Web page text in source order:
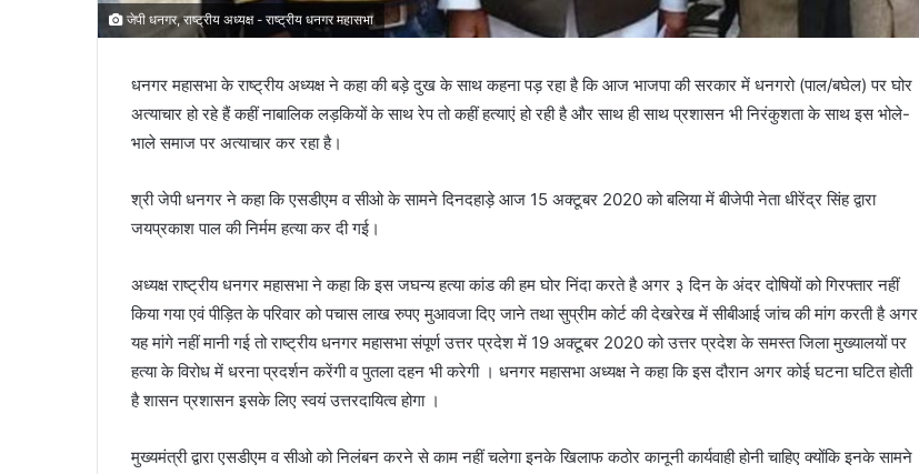
जेपी धनगर, राष्ट्रीय अध्यक्ष - राष्ट्रीय धनगर महासभा
धनगर महासभा के राष्ट्रीय अध्यक्ष ने कहा की बड़े दुख के साथ कहना पड़ रहा है कि आज भाजपा की सरकार में धनगरो (पाल/बघेल) पर घोर
अत्याचार हो रहे हैं कहीं नाबालिक लड़कियों के साथ रेप तो कहीं हत्याएं हो रही है और साथ ही साथ प्रशासन भी निरंकुशता के साथ इस भोले-
भाले समाज पर अत्याचार कर रहा है।
श्री जेपी धनगर ने कहा कि एसडीएम व सीओ के सामने दिनदहाड़े आज 15 अक्टूबर 2020 को बलिया में बीजेपी नेता धीरेंद्र सिंह द्वारा
जयप्रकाश पाल की निर्मम हत्या कर दी गई।
अध्यक्ष राष्ट्रीय धनगर महासभा ने कहा कि इस जघन्य हत्या कांड की हम घोर निंदा करते है अगर ३ दिन के अंदर दोषियों को गिरफ्तार नहीं
किया गया एवं पीड़ित के परिवार को पचास लाख रुपए मुआवजा दिए जाने तथा सुप्रीम कोर्ट की देखरेख में सीबीआई जांच की मांग करती है अगर
यह मांगे नहीं मानी गई तो राष्ट्रीय धनगर महासभा संपूर्ण उत्तर प्रदेश में 19 अक्टूबर 2020 को उत्तर प्रदेश के समस्त जिला मुख्यालयों पर
हत्या के विरोध में धरना प्रदर्शन करेंगी व पुतला दहन भी करेगी । धनगर महासभा अध्यक्ष ने कहा कि इस दौरान अगर कोई घटना घटित होती
है शासन प्रशासन इसके लिए स्वयं उत्तरदायित्व होगा ।
मुख्यमंत्री द्वारा एसडीएम व सीओ को निलंबन करने से काम नहीं चलेगा इनके खिलाफ कठोर कानूनी कार्यवाही होनी चाहिए क्योंकि इनके सामने